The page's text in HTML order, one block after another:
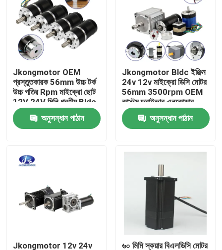
আমাদের সম্পর্কে
কারখানা ভ্রমণ
মান নিয়ন্ত্রণ
যোগাযোগ করুন
ইন্টিগ্রেটেড ডিসি সার্ভো মোটর
ব্রাশহীন ডিসি মোটর
Jkongmotor OEM
প্রস্তুতকারক 56mm উচ্চ টর্ক
উচ্চ গতির Rpm মাইক্রো ছোট
12V 24V মিনি গ্রহীয় Bldc
ব্রাশহীন ডিসি মোটর এনকোডার
সহ
অনুসন্ধান পাঠান
Jkongmotor Bldc ইঞ্জিন
24v 12v মাইক্রো ডিসি মোটর
56mm 3500rpm OEM
কাস্টম ড্রাইভার এনকোডার
ব্রাশহীন মোটর
অনুসন্ধান পাঠান
Jkongmotor 12v 24v ৬০ মিমি স্কয়ার বিএলডিসি মোটর